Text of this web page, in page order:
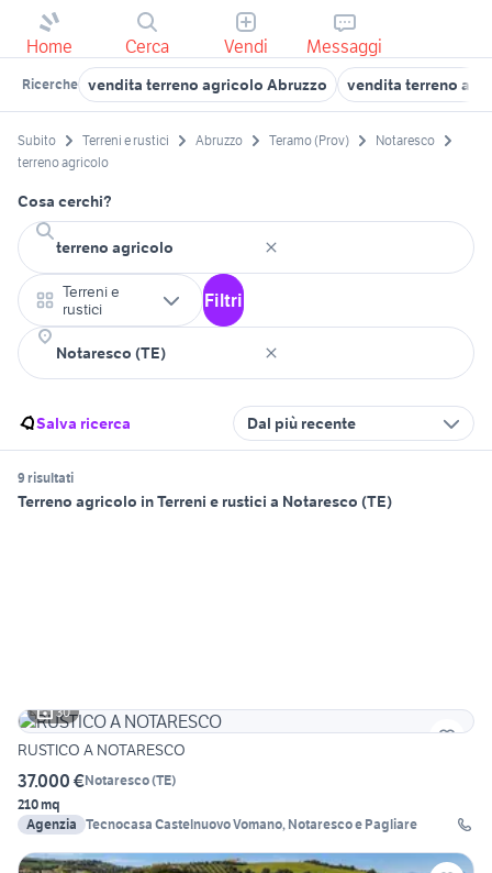
Home Cerca Vendi Messaggi
Ricerche vendita terreno agricolo Abruzzo vendita terreno
Subito Terreni e rustici Abruzzo Teramo (Prov)
Notaresco
terreno agricolo
Cosa cerchi?
Terreni e
rustici
Filtri
Salva ricerca Dal più recente
9 risultati
Terreno agricolo in Terreni e rustici a Notaresco (TE)
30
RUSTICO A NOTARESCO
37.000 €Notaresco(TE)
210 mq
Agenzia Tecnocasa Castelnuovo Vomano, Notaresco e Pagliare